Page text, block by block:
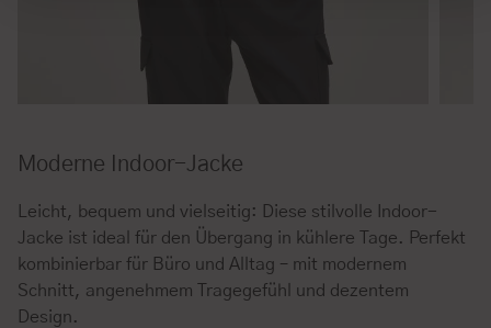
Moderne Indoor-Jacke
Leicht, bequem und vielseitig: Diese stilvolle Indoor-
Jacke ist ideal für den Übergang in kühlere Tage. Perfekt
kombinierbar für Büro und Alltag – mit modernem
Schnitt, angenehmem Tragegefühl und dezentem
Design.